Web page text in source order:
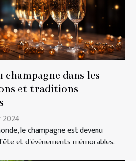
champagne dans les
et traditions
2024
le champagne est devenu
et d'événements mémorables.